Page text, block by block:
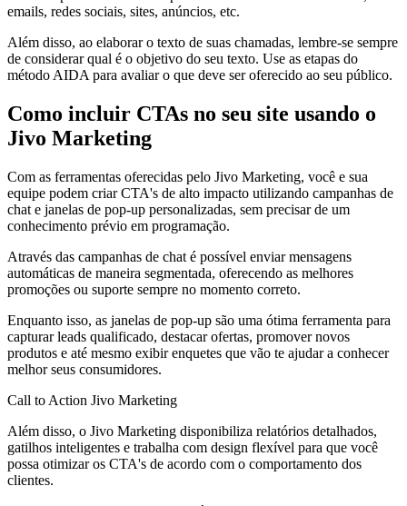
emails, redes sociais, sites, anúncios, etc.
Além disso, ao elaborar o texto de suas chamadas, lembre-se sempre
de considerar qual é o objetivo do seu texto. Use as etapas do
método AIDA para avaliar o que deve ser oferecido ao seu público.
Como incluir CTAs no seu site usando o
Jivo Marketing
Com as ferramentas oferecidas pelo Jivo Marketing, você e sua
equipe podem criar CTA's de alto impacto utilizando campanhas de
chat e janelas de pop-up personalizadas, sem precisar de um
conhecimento prévio em programação.
Através das campanhas de chat é possível enviar mensagens
automáticas de maneira segmentada, oferecendo as melhores
promoções ou suporte sempre no momento correto.
Enquanto isso, as janelas de pop-up são uma ótima ferramenta para
capturar leads qualificado, destacar ofertas, promover novos
produtos e até mesmo exibir enquetes que vão te ajudar a conhecer
melhor seus consumidores.
Call to Action Jivo Marketing
Além disso, o Jivo Marketing disponibiliza relatórios detalhados,
gatilhos inteligentes e trabalha com design flexível para que você
possa otimizar os CTA's de acordo com o comportamento dos
clientes.